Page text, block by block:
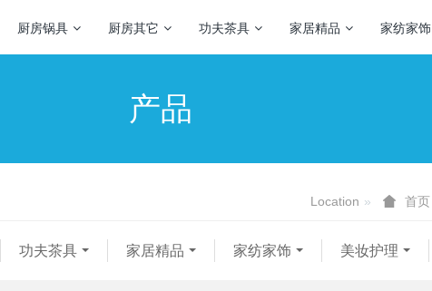
厨房锅具 厨房其它 功夫茶具 家居精品 家纺家饰
产品
Location 首页
功夫茶具 家居精品 家纺家饰 美妆护理